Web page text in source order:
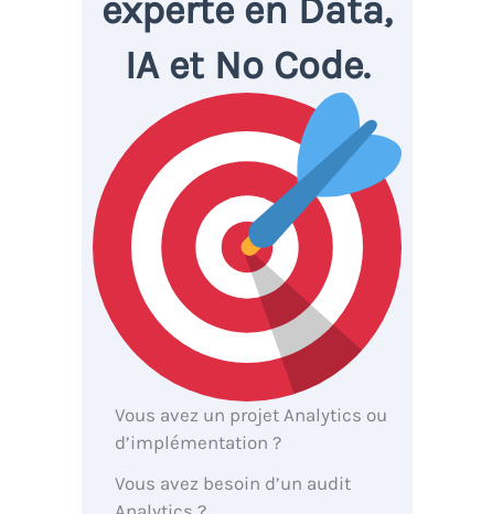
experte en Data,
IA et No Code.
Vous avez un projet Analytics ou
d’implémentation ?
Vous avez besoin d’un audit